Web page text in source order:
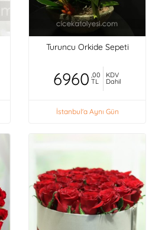
Turuncu Orkide Sepeti
6960 ,00
TL
KDV
Dahil
İstanbul'a Aynı Gün